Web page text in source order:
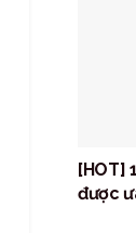
[HOT]
được